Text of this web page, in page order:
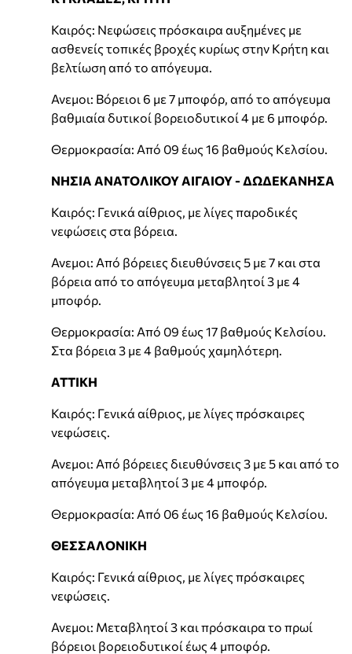
Καιρός: Νεφώσεις πρόσκαιρα αυξημένες με
ασθενείς τοπικές βροχές κυρίως στην Κρήτη και
βελτίωση από το απόγευμα.
Ανεμοι: Βόρειοι 6 με 7 μποφόρ, από το απόγευμα
βαθμιαία δυτικοί βορειοδυτικοί 4 με 6 μποφόρ.
Θερμοκρασία: Από 09 έως 16 βαθμούς Κελσίου.
ΝΗΣΙΑ ΑΝΑΤΟΛΙΚΟΥ ΑΙΓΑΙΟΥ - ΔΩΔΕΚΑΝΗΣΑ
Καιρός: Γενικά αίθριος, με λίγες παροδικές
νεφώσεις στα βόρεια.
Ανεμοι: Από βόρειες διευθύνσεις 5 με 7 και στα
βόρεια από το απόγευμα μεταβλητοί 3 με 4
μποφόρ.
Θερμοκρασία: Από 09 έως 17 βαθμούς Κελσίου.
Στα βόρεια 3 με 4 βαθμούς χαμηλότερη.
ΑΤΤΙΚΗ
Καιρός: Γενικά αίθριος, με λίγες πρόσκαιρες
νεφώσεις.
Ανεμοι: Από βόρειες διευθύνσεις 3 με 5 και από το
απόγευμα μεταβλητοί 3 με 4 μποφόρ.
Θερμοκρασία: Από 06 έως 16 βαθμούς Κελσίου.
ΘΕΣΣΑΛΟΝΙΚΗ
Καιρός: Γενικά αίθριος, με λίγες πρόσκαιρες
νεφώσεις.
Ανεμοι: Μεταβλητοί 3 και πρόσκαιρα το πρωί
βόρειοι βορειοδυτικοί έως 4 μποφόρ.